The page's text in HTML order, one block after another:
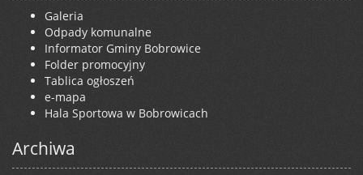
Galeria
Odpady komunalne
Informator Gminy Bobrowice
Folder promocyjny
Tablica ogłoszeń
e-mapa
Hala Sportowa w Bobrowicach
Archiwa